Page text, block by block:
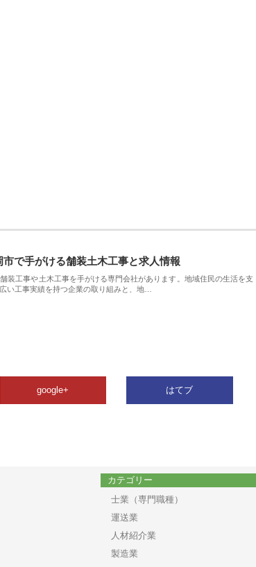
で手がける舗装土木工事と求人情報
装工事や土木工事を手がける専門会社があります。地域住民の生活を支
い工事実績を持つ企業の取り組みと、地…
google+ はてブ
カテゴリー
士業（専門職種）
運送業
人材紹介業
製造業